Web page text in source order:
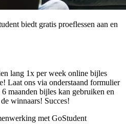
biedt gratis proeflessen aan en
lang 1x per week online bijles
Laat ons via onderstaand formulier
maanden bijles kan gebruiken en
winnaars! Succes!
met GoStudent